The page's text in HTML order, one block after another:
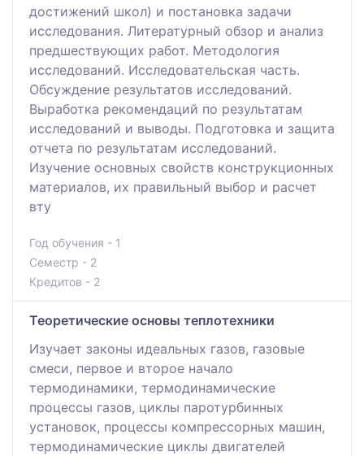
достижений школ) и постановка задачи
исследования. Литературный обзор и анализ
предшествующих работ. Методология
исследований. Исследовательская часть.
Обсуждение результатов исследований.
Выработка рекомендаций по результатам
исследований и выводы. Подготовка и защита
отчета по результатам исследований.
Изучение основных свойств конструкционных
материалов, их правильный выбор и расчет
вту
Год обучения - 1
Семестр - 2
Кредитов - 2
Теоретические основы теплотехники
Изучает законы идеальных газов, газовые
смеси, первое и второе начало
термодинамики, термодинамические
процессы газов, циклы паротурбинных
установок, процессы компрессорных машин,
термодинамические циклы двигателей